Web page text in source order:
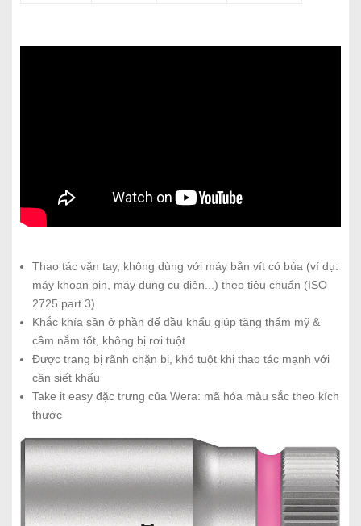
Thao tác vặn tay, không dùng với máy bắn vít có búa (ví dụ:
máy khoan pin, máy dụng cụ điện...) theo tiêu chuẩn (ISO
2725 part 3)
Khắc khía sần ở phần đế đầu khẩu giúp tăng thẩm mỹ &
cầm nắm tốt, không bị rơi tuột
Được trang bị rãnh chặn bi, khó tuột khi thao tác mạnh với
cần siết khẩu
Take it easy đặc trưng của Wera: mã hóa màu sắc theo kích
thước